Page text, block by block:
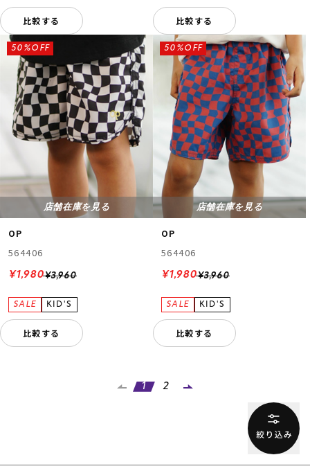
比較する 比較する
店舗在庫を見る
OP
564406
¥3,960
50%OFF
¥1,980
比較する
店舗在庫を見る
OP
564406
¥3,960
50%OFF
¥1,980
比較する
1 2